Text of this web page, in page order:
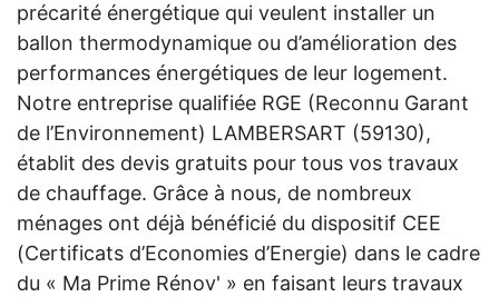
précarité énergétique qui veulent installer un
ballon thermodynamique ou d’amélioration des
performances énergétiques de leur logement.
Notre entreprise qualifiée RGE (Reconnu Garant
de l’Environnement) LAMBERSART (59130),
établit des devis gratuits pour tous vos travaux
de chauffage. Grâce à nous, de nombreux
ménages ont déjà bénéficié du dispositif CEE
(Certificats d’Economies d’Energie) dans le cadre
du « Ma Prime Rénov' » en faisant leurs travaux